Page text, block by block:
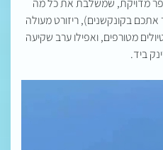
מדויקת, שמשלבת את כל מה
אתכם בקונקשנים), ריזורט מעולה
מטורפים, ואפילו ערב שקיעה
ביד.